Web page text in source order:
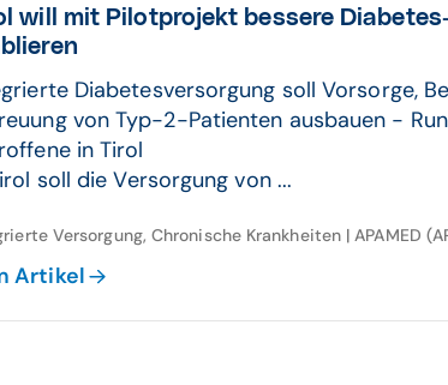
will mit Pilot­projekt bessere
Diabetesversorgung soll Vorsorge,
von Typ-2-Patienten ausbauen -
in Tirol
soll die Versorgung von ...
Versorgung, Chronische Krankheiten | APAMED
Artikel